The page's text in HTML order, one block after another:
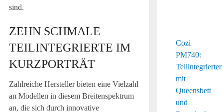
sind.
ZEHN SCHMALE
TEILINTEGRIERTE IM
KURZPORTRÄT
Zahlreiche Hersteller bieten eine Vielzahl
an Modellen in diesem Breitenspektrum
an, die sich durch innovative
Cozi
PM740:
Teilintegrierter
mit
Queensbett
und